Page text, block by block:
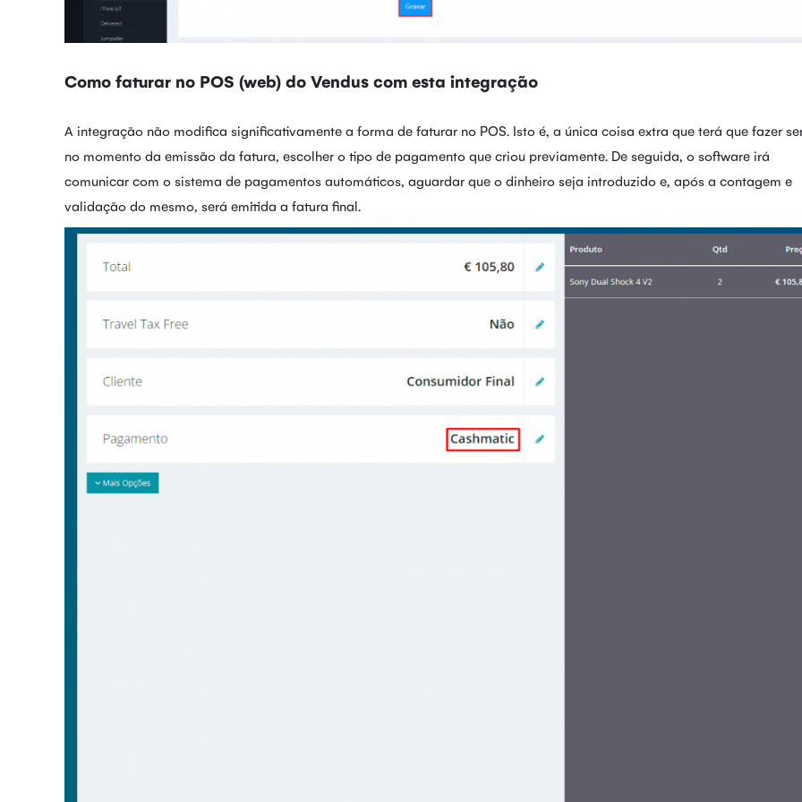
Como faturar no POS (web) do Vendus com esta integração
A integração não modifica significativamente a forma de faturar no POS. Isto é, a única coisa extra que terá que fazer
no momento da emissão da fatura, escolher o tipo de pagamento que criou previamente. De seguida, o software irá
comunicar com o sistema de pagamentos automáticos, aguardar que o dinheiro seja introduzido e, após a contagem e
validação do mesmo, será emitida a fatura final.